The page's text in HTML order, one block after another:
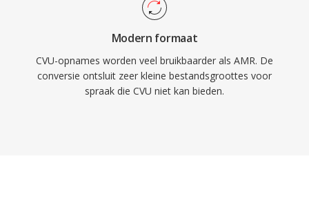
Modern formaat
CVU-opnames worden veel bruikbaarder als AMR. De
conversie ontsluit zeer kleine bestandsgroottes voor
spraak die CVU niet kan bieden.